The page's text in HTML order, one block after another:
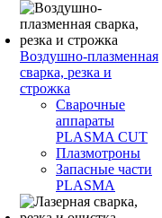
Воздушно-плазменная
сварка, резка и
строжка
Сварочные
аппараты
PLASMA CUT
Плазмотроны
Запасные части
PLASMA